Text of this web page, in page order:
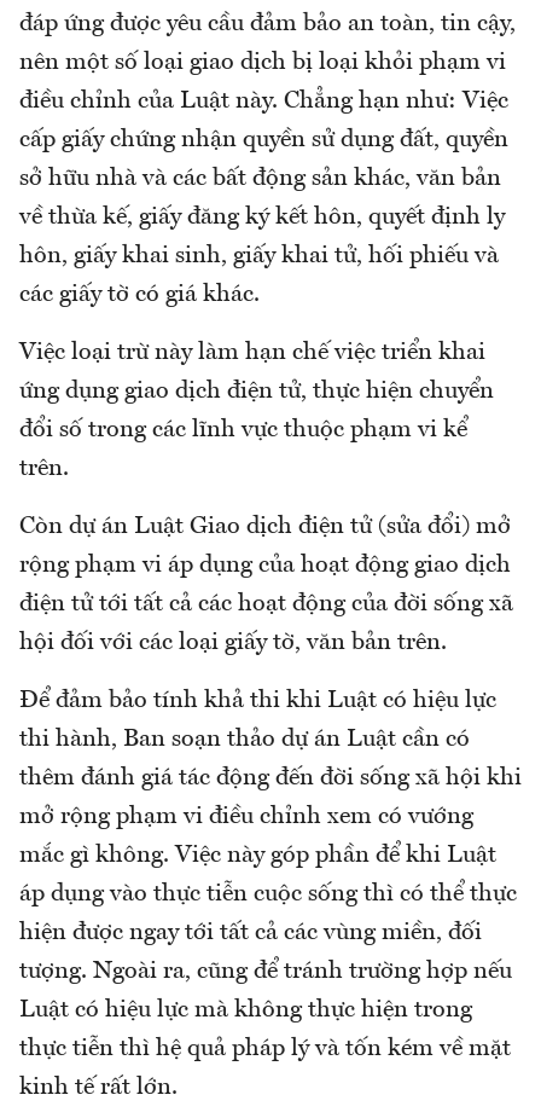
đáp ứng được yêu cầu đảm bảo an toàn, tin cậy,
nên một số loại giao dịch bị loại khỏi phạm vi
điều chỉnh của Luật này. Chẳng hạn như: Việc
cấp giấy chứng nhận quyền sử dụng đất, quyền
sở hữu nhà và các bất động sản khác, văn bản
về thừa kế, giấy đăng ký kết hôn, quyết định ly
hôn, giấy khai sinh, giấy khai tử, hối phiếu và
các giấy tờ có giá khác.
Việc loại trừ này làm hạn chế việc triển khai
ứng dụng giao dịch điện tử, thực hiện chuyển
đổi số trong các lĩnh vực thuộc phạm vi kể
trên.
Còn dự án Luật Giao dịch điện tử (sửa đổi) mở
rộng phạm vi áp dụng của hoạt động giao dịch
điện tử tới tất cả các hoạt động của đời sống xã
hội đối với các loại giấy tờ, văn bản trên.
Để đảm bảo tính khả thi khi Luật có hiệu lực
thi hành, Ban soạn thảo dự án Luật cần có
thêm đánh giá tác động đến đời sống xã hội khi
mở rộng phạm vi điều chỉnh xem có vướng
mắc gì không. Việc này góp phần để khi Luật
áp dụng vào thực tiễn cuộc sống thì có thể thực
hiện được ngay tới tất cả các vùng miền, đối
tượng. Ngoài ra, cũng để tránh trường hợp nếu
Luật có hiệu lực mà không thực hiện trong
thực tiễn thì hệ quả pháp lý và tốn kém về mặt
kinh tế rất lớn.